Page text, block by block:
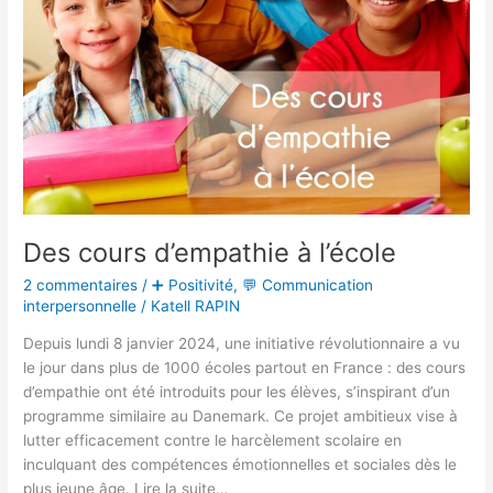
Des cours d’empathie à l’école
2 commentaires /➕ Positivité, 💬 Communication
interpersonnelle / Katell RAPIN
Depuis lundi 8 janvier 2024, une initiative révolutionnaire a vu
le jour dans plus de 1000 écoles partout en France : des cours
d’empathie ont été introduits pour les élèves, s’inspirant d’un
programme similaire au Danemark. Ce projet ambitieux vise à
lutter efficacement contre le harcèlement scolaire en
inculquant des compétences émotionnelles et sociales dès le
plus jeune âge. Lire la suite…